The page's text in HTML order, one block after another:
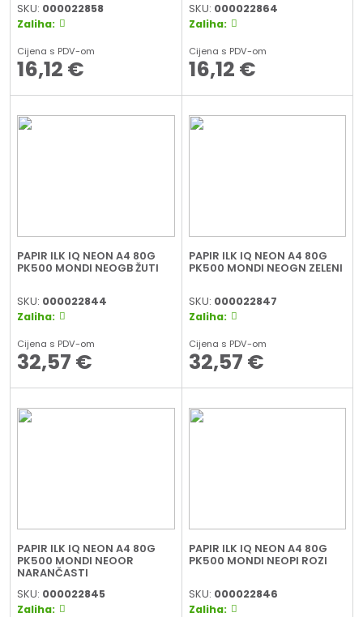
SKU: 000022858
Zaliha:
Cijena s PDV-om
16,12 €
SKU: 000022864
Zaliha:
Cijena s PDV-om
16,12 €
PAPIR ILK IQ NEON A4 80G
PK500 MONDI NEOGB ŽUTI
SKU: 000022844
Zaliha:
Cijena s PDV-om
32,57 €
PAPIR ILK IQ NEON A4 80G
PK500 MONDI NEOGN ZELENI
SKU: 000022847
Zaliha:
Cijena s PDV-om
32,57 €
PAPIR ILK IQ NEON A4 80G
PK500 MONDI NEOOR
NARANČASTI
SKU: 000022845
Zaliha:
PAPIR ILK IQ NEON A4 80G
PK500 MONDI NEOPI ROZI
SKU: 000022846
Zaliha: